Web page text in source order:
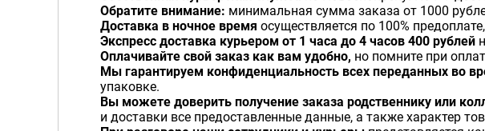
Обратите внимание: минимальная сумма заказа от 1000
Доставка в ночное время осуществляется по 100%
Экспресс доставка курьером от 1 часа до 4 часов 400 рублей
Оплачивайте свой заказ как вам удобно, но помните при
Мы гарантируем конфиденциальность всех переданных во
упаковке.
Вы можете доверить получение заказа родственнику или
и доставки все предоставленные данные, а также характер